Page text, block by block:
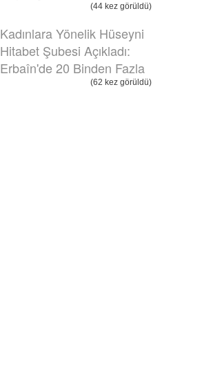
(44 kez görüldü)
Kadınlara Yönelik Hüseyni
Hitabet Şubesi Açıkladı:
Erbaîn'de 20 Binden Fazla
(62 kez görüldü)